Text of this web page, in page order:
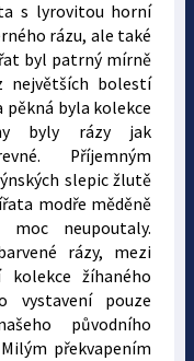
s lyrovitou horní
rázu, ale také
byl patrný mírně
největších bolestí
byla kolekce
byly rázy jak
Příjemným
slepic žlutě
modře měděně
neupoutaly.
rázy, mezi
žíhaného
vystavení pouze
původního
překvapením